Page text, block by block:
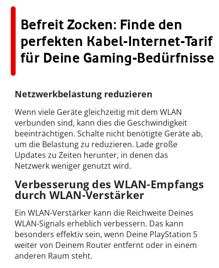
Befreit Zocken: Finde den
perfekten Kabel-Internet-Tarif
für Deine Gaming-Bedürfnisse
Netzwerkbelastung reduzieren
Wenn viele Geräte gleichzeitig mit dem WLAN
verbunden sind, kann dies die Geschwindigkeit
beeinträchtigen. Schalte nicht benötigte Geräte ab,
um die Belastung zu reduzieren. Lade große
Updates zu Zeiten herunter, in denen das
Netzwerk weniger genutzt wird.
Verbesserung des WLAN-Empfangs
durch WLAN-Verstärker
Ein WLAN-Verstärker kann die Reichweite Deines
WLAN-Signals erheblich verbessern. Das kann
besonders effektiv sein, wenn Deine PlayStation 5
weiter von Deinem Router entfernt oder in einem
anderen Raum steht.